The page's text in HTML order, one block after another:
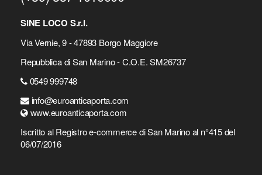
SINE LOCO S.r.l.
Via Vernie, 9 - 47893 Borgo Maggiore
Repubblica di San Marino - C.O.E. SM26737
0549 999748
info@euroanticaporta.com
www.euroanticaporta.com
Iscritto al Registro e-commerce di San Marino al n°415 del
06/07/2016